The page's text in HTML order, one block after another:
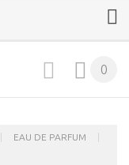
0
EAU DE PARFUM